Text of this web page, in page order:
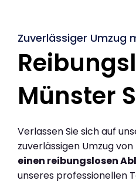
Zuverlässiger Umzug
Münster
Verlassen Sie sich auf
zuverlässigen Umzug
einen reibungslosen
unseres professionellen